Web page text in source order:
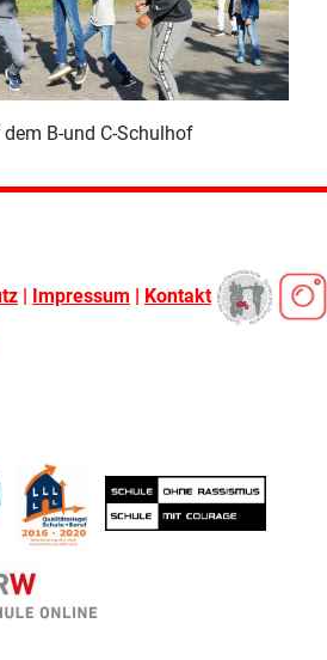
B-und C-Schulhof
| Impressum | Kontakt